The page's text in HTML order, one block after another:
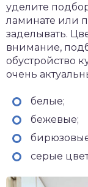
уделите
ламинате или
заделывать.
внимание,
обустройство
очень
белые;
бежевые;
серые